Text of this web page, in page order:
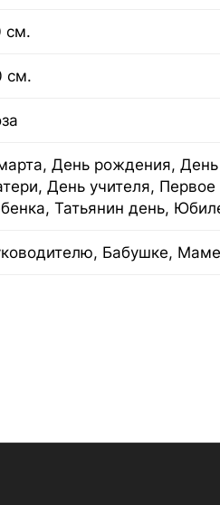
см.
см.
День рождения,
День учителя,
Татьянин день,
Бабушке,